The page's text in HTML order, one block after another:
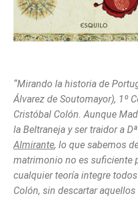
“Mirando la historia de
Álvarez de Soutomayor), 1º
Cristóbal Colón. Aunque
la Beltraneja y ser traidor a
Almirante, lo que sabemos
matrimonio no es suficiente
cualquier teoría integre
Colón, sin descartar